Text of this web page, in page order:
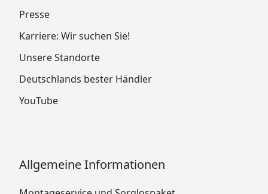
Presse
Karriere: Wir suchen Sie!
Unsere Standorte
Deutschlands bester Händler
YouTube
Allgemeine Informationen